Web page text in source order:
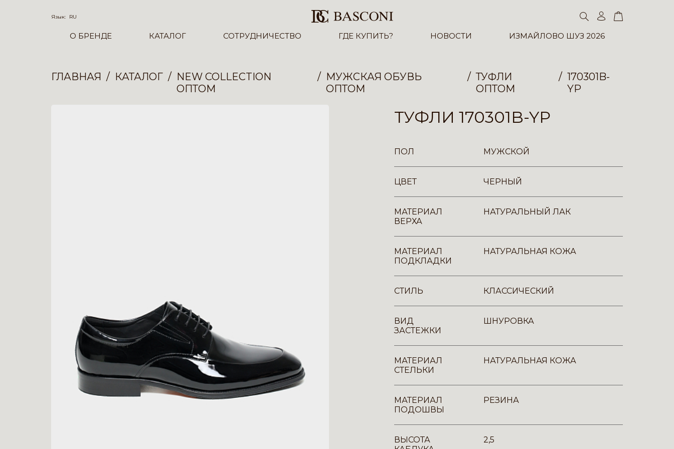
Язык: RU
О БРЕНДЕ КАТАЛОГ СОТРУДНИЧЕСТВО ГДЕ КУПИТЬ? НОВОСТИ ИЗМАЙЛОВО ШУЗ 2026
ГЛАВНАЯ КАТАЛОГ
NEW COLLECTION
ОПТОМ
МУЖСКАЯ ОБУВЬ
ОПТОМ
ТУФЛИ
ОПТОМ
170301B-
YP
ТУФЛИ 170301B-YP
ПОЛ МУЖСКОЙ
ЦВЕТ ЧЕРНЫЙ
МАТЕРИАЛ
ВЕРХА
НАТУРАЛЬНЫЙ ЛАК
МАТЕРИАЛ
ПОДКЛАДКИ
НАТУРАЛЬНАЯ КОЖА
СТИЛЬ КЛАССИЧЕСКИЙ
ВИД
ЗАСТЕЖКИ
ШНУРОВКА
МАТЕРИАЛ
СТЕЛЬКИ
НАТУРАЛЬНАЯ КОЖА
МАТЕРИАЛ
ПОДОШВЫ
РЕЗИНА
ВЫСОТА
2,5